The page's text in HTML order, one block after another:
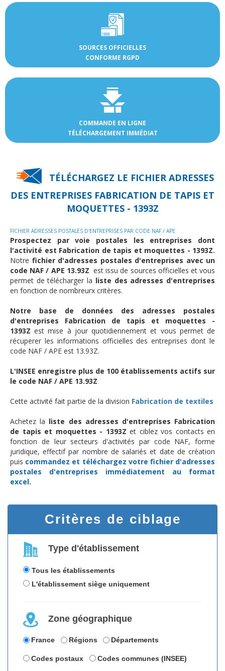
SOURCES OFFICIELLES
CONFORME RGPD
COMMANDE EN LIGNE
TÉLÉCHARGEMENT IMMÉDIAT
TÉLÉCHARGEZ LE FICHIER ADRESSES
DES ENTREPRISES FABRICATION DE TAPIS ET
MOQUETTES - 1393Z
FICHIER ADRESSES POSTALES D'ENTREPRISES PAR CODE NAF / APE
Prospectez par voie postales les entreprises dont
l'activité est Fabrication de tapis et moquettes - 1393Z.
Notre fichier d'adresses postales d'entreprises avec un
code NAF / APE 13.93Z est issu de sources officielles et vous
permet de télécharger la liste des adresses d'entreprises
en fonction de nombreurx critères.
Notre base de données des adresses postales
d'entreprises Fabrication de tapis et moquettes -
1393Z est mise à jour quotidiennement et vous permet de
récuperer les informations officielles des entreprises dont le
code NAF / APE est 13.93Z.
L'INSEE enregistre plus de 100 établissements actifs sur
le code NAF / APE 13.93Z
Cette activité fait partie de la division Fabrication de textiles
Achetez la liste des adresses d'entreprises Fabrication
de tapis et moquettes - 1393Z et ciblez vos contacts en
fonction de leur secteurs d'activités par code NAF, forme
juridique, effectif par nombre de salariés et date de création
puis commandez et téléchargez votre fichier d'adresses
postales d'entreprises immédiatement au format
excel.
Critères de ciblage
Type d'établissement
Tous les établissements
L'établissement siège uniquement
Zone géographique
France Régions Départements
Codes postaux Codes communes (INSEE)